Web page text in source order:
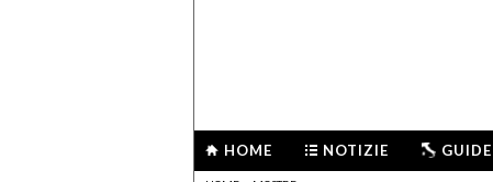
HOME NOTIZIE GUIDE